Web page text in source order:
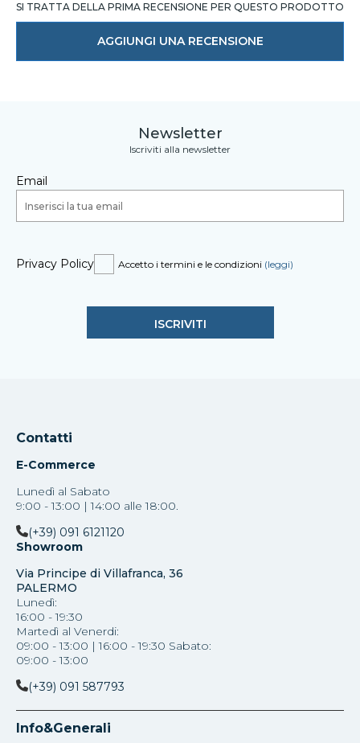
SI TRATTA DELLA PRIMA RECENSIONE PER QUESTO PRODOTTO
AGGIUNGI UNA RECENSIONE
Newsletter
Iscriviti alla newsletter
Email
Privacy Policy Accetto i termini e le condizioni (leggi)
Contatti
E-Commerce
Lunedì al Sabato
9:00 - 13:00 | 14:00 alle 18:00.
(+39) 091 6121120
Showroom
Via Principe di Villafranca, 36
PALERMO
Lunedì:
16:00 - 19:30
Martedì al Venerdi:
09:00 - 13:00 | 16:00 - 19:30 Sabato:
09:00 - 13:00
(+39) 091 587793
Info&Generali